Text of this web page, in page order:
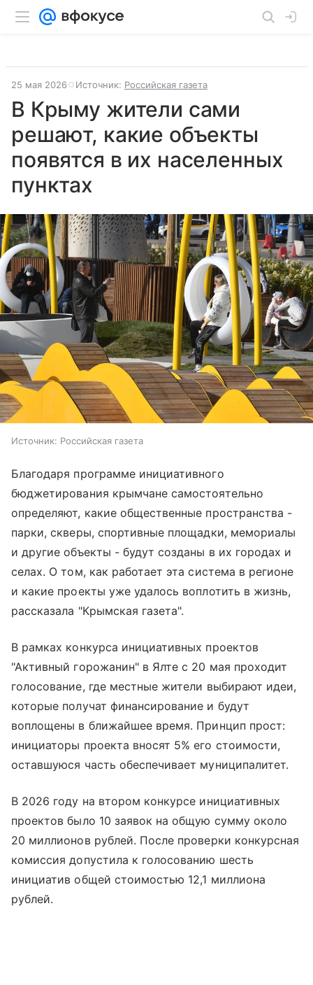
25 мая 2026 Источник: Российская газета
В Крыму жители сами
решают, какие объекты
появятся в их населенных
пунктах
Источник: Российская газета
Благодаря программе инициативного
бюджетирования крымчане самостоятельно
определяют, какие общественные пространства -
парки, скверы, спортивные площадки, мемориалы
и другие объекты - будут созданы в их городах и
селах. О том, как работает эта система в регионе
и какие проекты уже удалось воплотить в жизнь,
рассказала "Крымская газета".
В рамках конкурса инициативных проектов
"Активный горожанин" в Ялте с 20 мая проходит
голосование, где местные жители выбирают идеи,
которые получат финансирование и будут
воплощены в ближайшее время. Принцип прост:
инициаторы проекта вносят 5% его стоимости,
оставшуюся часть обеспечивает муниципалитет.
В 2026 году на втором конкурсе инициативных
проектов было 10 заявок на общую сумму около
20 миллионов рублей. После проверки конкурсная
комиссия допустила к голосованию шесть
инициатив общей стоимостью 12,1 миллиона
рублей.